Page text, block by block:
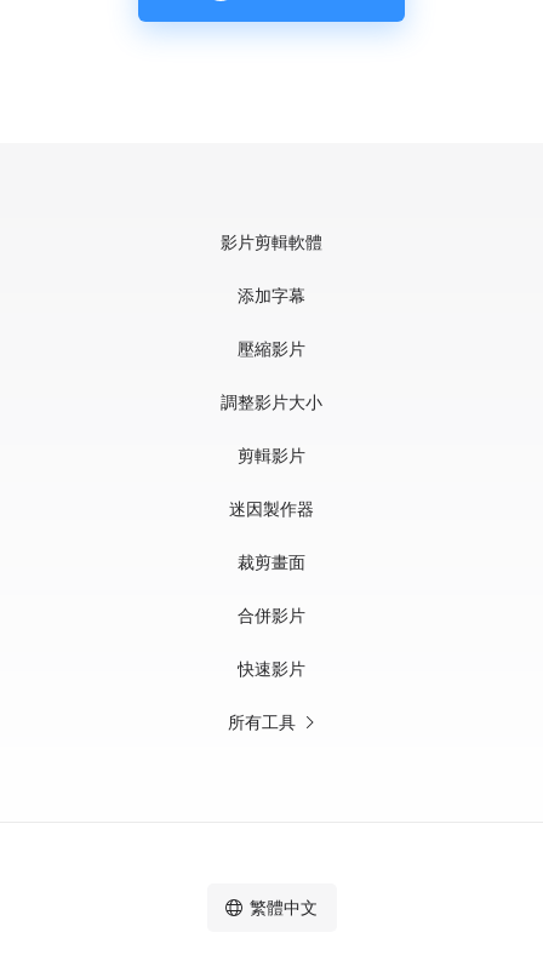
影片剪輯軟體
添加字幕
壓縮影片
調整影片大小
剪輯影片
迷因製作器
裁剪畫面
合併影片
快速影片
所有工具
繁體中文